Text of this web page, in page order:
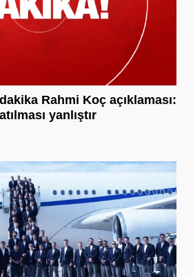
Rahmi Koç açıklaması:
yanlıştır